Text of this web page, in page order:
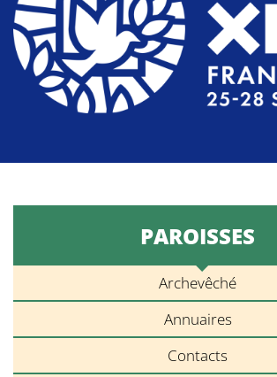
PAROISSES
Archevêché
Annuaires
Contacts